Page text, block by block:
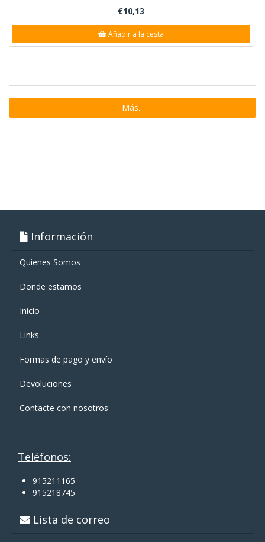
€10,13
Añadir a la cesta
Más...
Información
Quienes Somos
Donde estamos
Inicio
Links
Formas de pago y enví­o
Devoluciones
Contacte con nosotros
Teléfonos:
915211165
915218745
Lista de correo